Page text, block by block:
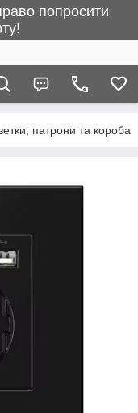
попросити
патрони та короба